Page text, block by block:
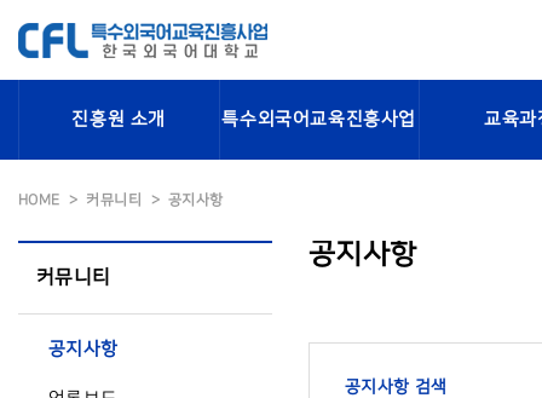
진흥원 소개 특수외국어교육진흥사업 교육과
HOME 커뮤니티 공지사항
커뮤니티
공지사항
공지사항
공지사항 검색